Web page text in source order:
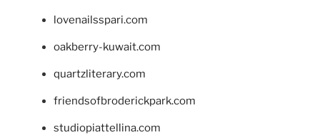
lovenailsspari.com
oakberry-kuwait.com
quartzliterary.com
friendsofbroderickpark.com
studiopiattellina.com